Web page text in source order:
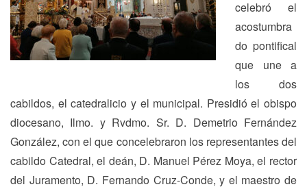
celebró el
acostumbra
do pontifical
que une a
los dos
cabildos, el catedralicio y el municipal. Presidió el obispo
diocesano, Ilmo. y Rvdmo. Sr. D. Demetrio Fernández
González, con el que concelebraron los representantes del
cabildo Catedral, el deán, D. Manuel Pérez Moya, el rector
del Juramento, D. Fernando Cruz-Conde, y el maestro de